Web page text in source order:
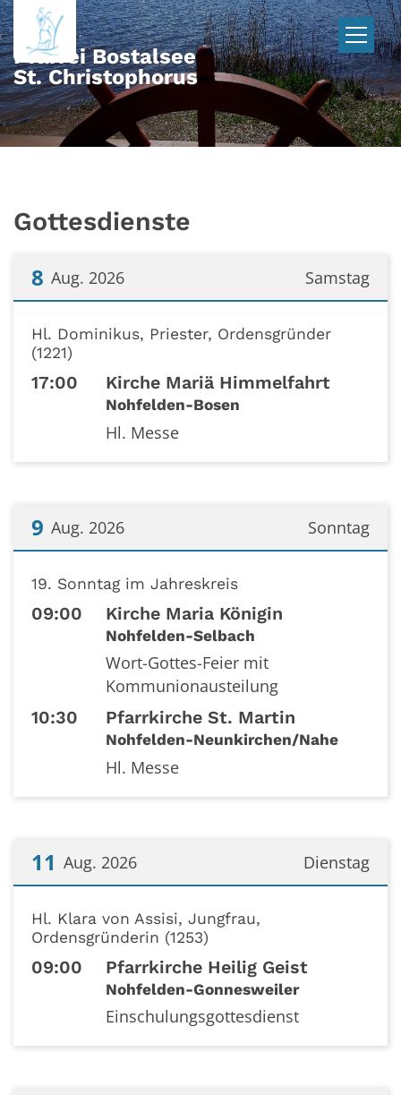
Zum Inhalt springen
Pfarrei Bostalsee
St. Christophorus
Gottesdienste
Samstag
8 Aug. 2026
Hl. Dominikus, Priester, Ordensgründer
(1221)
17:00 Kirche Mariä Himmelfahrt
Nohfelden-Bosen
Hl. Messe
Sonntag
9 Aug. 2026
19. Sonntag im Jahreskreis
09:00 Kirche Maria Königin
Nohfelden-Selbach
Wort-Gottes-Feier mit
Kommunionausteilung
10:30 Pfarrkirche St. Martin
Nohfelden-Neunkirchen/Nahe
Hl. Messe
Dienstag
11 Aug. 2026
Hl. Klara von Assisi, Jungfrau,
Ordensgründerin (1253)
09:00 Pfarrkirche Heilig Geist
Nohfelden-Gonnesweiler
Einschulungsgottesdienst